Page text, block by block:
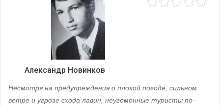
Александр Новинков
Несмотря на предупреждения о плохой погоде, сильном
ветре и угрозе схода лавин, неугомонные туристы по-